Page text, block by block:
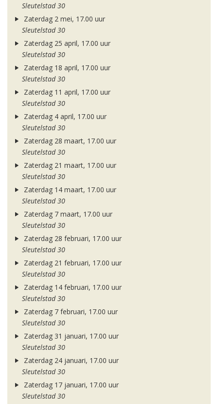
Sleutelstad 30
Zaterdag 2 mei, 17.00 uur
Sleutelstad 30
Zaterdag 25 april, 17.00 uur
Sleutelstad 30
Zaterdag 18 april, 17.00 uur
Sleutelstad 30
Zaterdag 11 april, 17.00 uur
Sleutelstad 30
Zaterdag 4 april, 17.00 uur
Sleutelstad 30
Zaterdag 28 maart, 17.00 uur
Sleutelstad 30
Zaterdag 21 maart, 17.00 uur
Sleutelstad 30
Zaterdag 14 maart, 17.00 uur
Sleutelstad 30
Zaterdag 7 maart, 17.00 uur
Sleutelstad 30
Zaterdag 28 februari, 17.00 uur
Sleutelstad 30
Zaterdag 21 februari, 17.00 uur
Sleutelstad 30
Zaterdag 14 februari, 17.00 uur
Sleutelstad 30
Zaterdag 7 februari, 17.00 uur
Sleutelstad 30
Zaterdag 31 januari, 17.00 uur
Sleutelstad 30
Zaterdag 24 januari, 17.00 uur
Sleutelstad 30
Zaterdag 17 januari, 17.00 uur
Sleutelstad 30